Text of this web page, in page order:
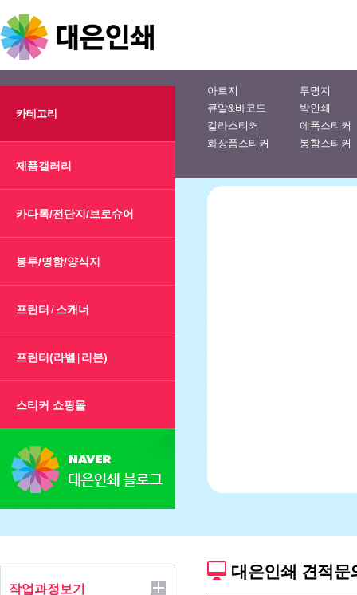
카테고리
제품갤러리
카다록/전단지/브로슈어
봉투/명함/양식지
프린터 / 스캐너
프린터(라벨 리본)
스티커 쇼핑몰
작업과정보기
아트지
투명지
큐알&바코드
박인쇄
칼라스티커
에폭스티커
화장품스티커
봉함스티커
대은인쇄 견적문